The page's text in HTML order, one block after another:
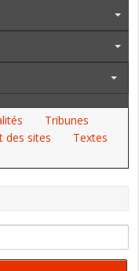
Tribunes
des sites
Textes